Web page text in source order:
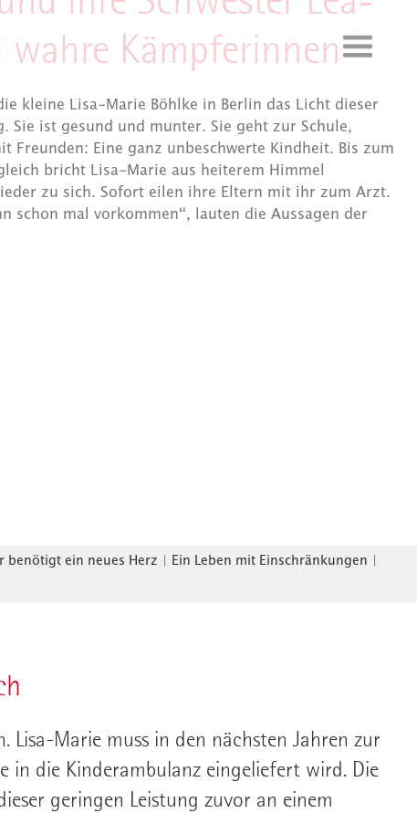
wahre Kämpferinnen
kleine Lisa-Marie Böhlke in Berlin das Licht dieser
Sie ist gesund und munter. Sie geht zur Schule,
Freunden: Eine ganz unbeschwerte Kindheit. Bis zum
bricht Lisa-Marie aus heiterem Himmel
zu sich. Sofort eilen ihre Eltern mit ihr zum Arzt.
schon mal vorkommen“, lauten die Aussagen der
benötigt ein neues Herz | Ein Leben mit Einschränkungen |
Lisa-Marie muss in den nächsten Jahren zur
in die Kinderambulanz eingeliefert wird. Die
geringen Leistung zuvor an einem